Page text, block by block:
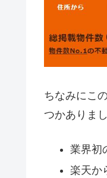
ちなみにこ
つかありまし
業界初
楽天か